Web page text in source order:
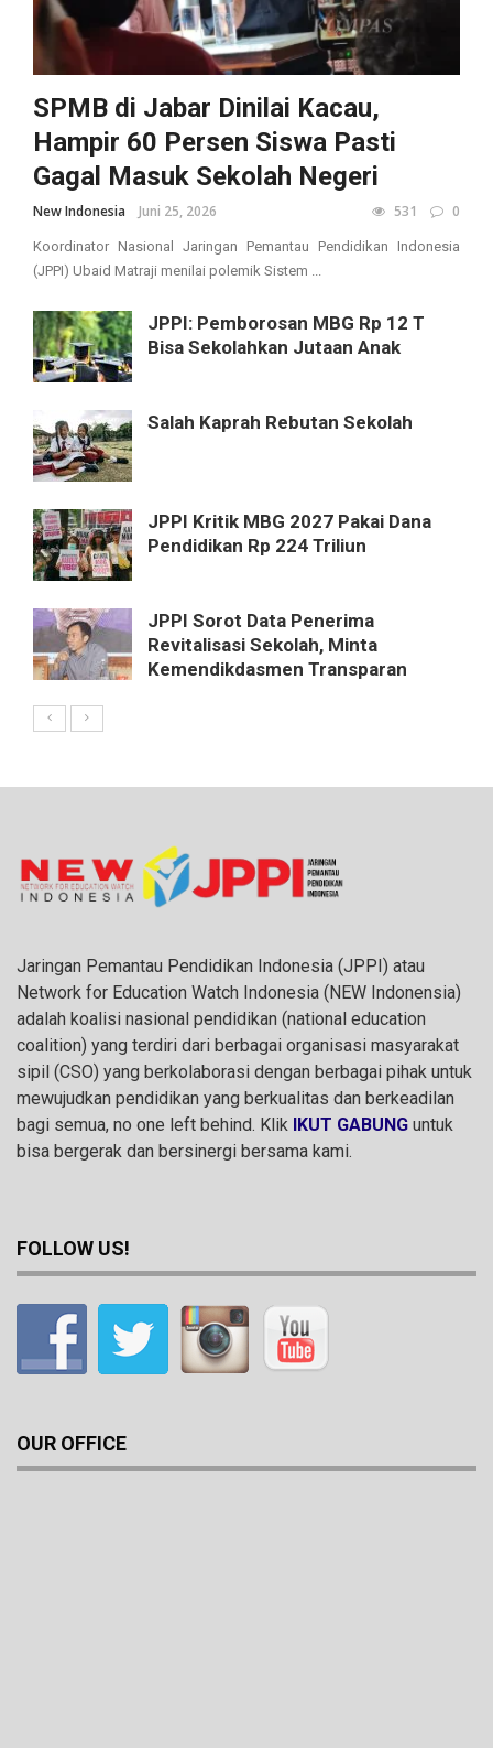
SPMB di Jabar Dinilai Kacau,
Hampir 60 Persen Siswa Pasti
Gagal Masuk Sekolah Negeri
New Indonesia Juni 25, 2026 531 0
Koordinator Nasional Jaringan Pemantau Pendidikan Indonesia
(JPPI) Ubaid Matraji menilai polemik Sistem ...
JPPI: Pemborosan MBG Rp 12 T
Bisa Sekolahkan Jutaan Anak
Salah Kaprah Rebutan Sekolah
JPPI Kritik MBG 2027 Pakai Dana
Pendidikan Rp 224 Triliun
JPPI Sorot Data Penerima
Revitalisasi Sekolah, Minta
Kemendikdasmen Transparan
Jaringan Pemantau Pendidikan Indonesia (JPPI) atau
Network for Education Watch Indonesia (NEW Indonensia)
adalah koalisi nasional pendidikan (national education
coalition) yang terdiri dari berbagai organisasi masyarakat
sipil (CSO) yang berkolaborasi dengan berbagai pihak untuk
mewujudkan pendidikan yang berkualitas dan berkeadilan
bagi semua, no one left behind. Klik IKUT GABUNG untuk
bisa bergerak dan bersinergi bersama kami.
FOLLOW US!
OUR OFFICE